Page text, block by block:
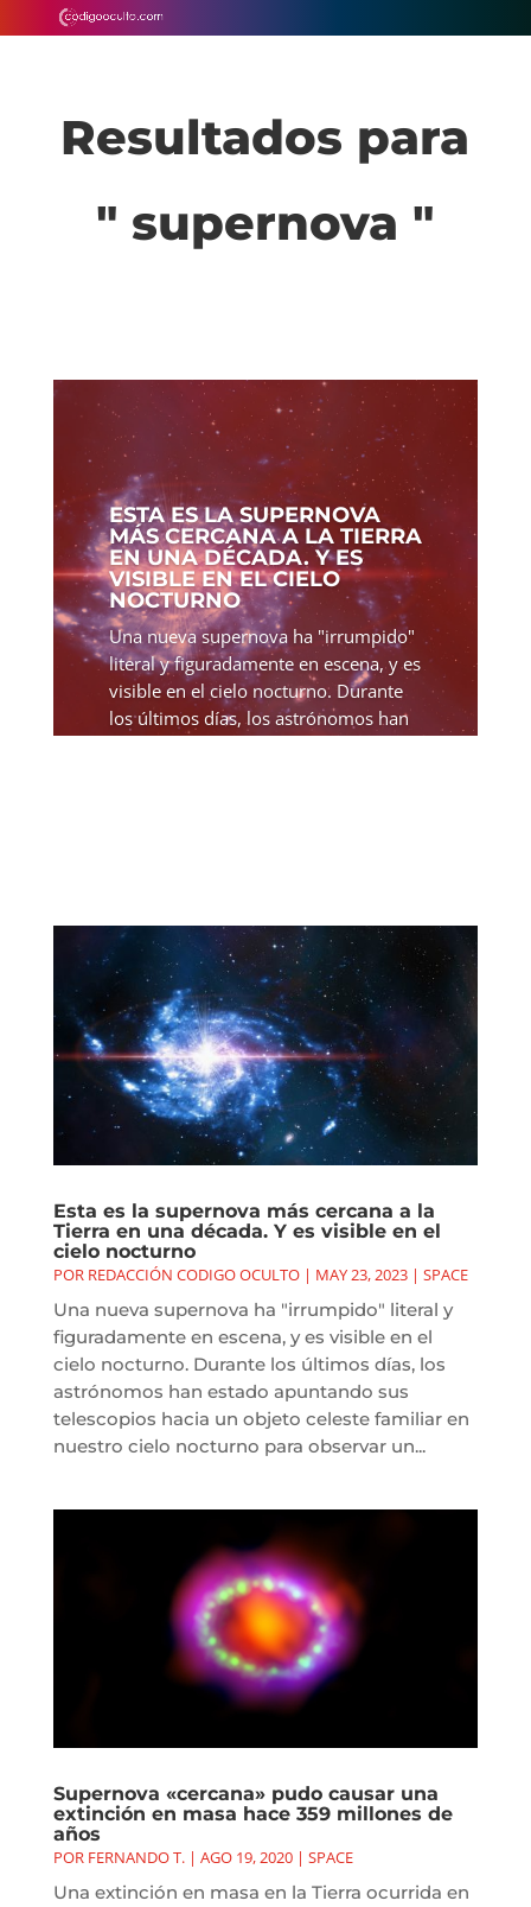
Resultados para
" supernova "
ESTA ES LA SUPERNOVA
MÁS CERCANA A LA TIERRA
EN UNA DÉCADA. Y ES
VISIBLE EN EL CIELO
NOCTURNO
Una nueva supernova ha "irrumpido"
literal y figuradamente en escena, y es
visible en el cielo nocturno. Durante
los últimos días, los astrónomos han
Esta es la supernova más cercana a la
Tierra en una década. Y es visible en el
cielo nocturno
POR REDACCIÓN CODIGO OCULTO| MAY 23, 2023| SPACE
Una nueva supernova ha "irrumpido" literal y
figuradamente en escena, y es visible en el
cielo nocturno. Durante los últimos días, los
astrónomos han estado apuntando sus
telescopios hacia un objeto celeste familiar en
nuestro cielo nocturno para observar un...
Supernova «cercana» pudo causar una
extinción en masa hace 359 millones de
años
POR FERNANDO T.| AGO 19, 2020| SPACE
Una extinción en masa en la Tierra ocurrida en